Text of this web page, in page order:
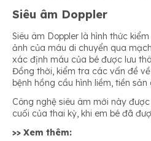
Siêu âm Doppler
Siêu âm Doppler là hình thức
ảnh của máu di chuyển qua
xác định máu của bé được lưu
Đồng thời, kiểm tra các vấn đề
bệnh hồng cầu hình liềm, tiền sản
Công nghệ siêu âm mới này
cuối của thai kỳ, khi em bé đã
>> Xem thêm: